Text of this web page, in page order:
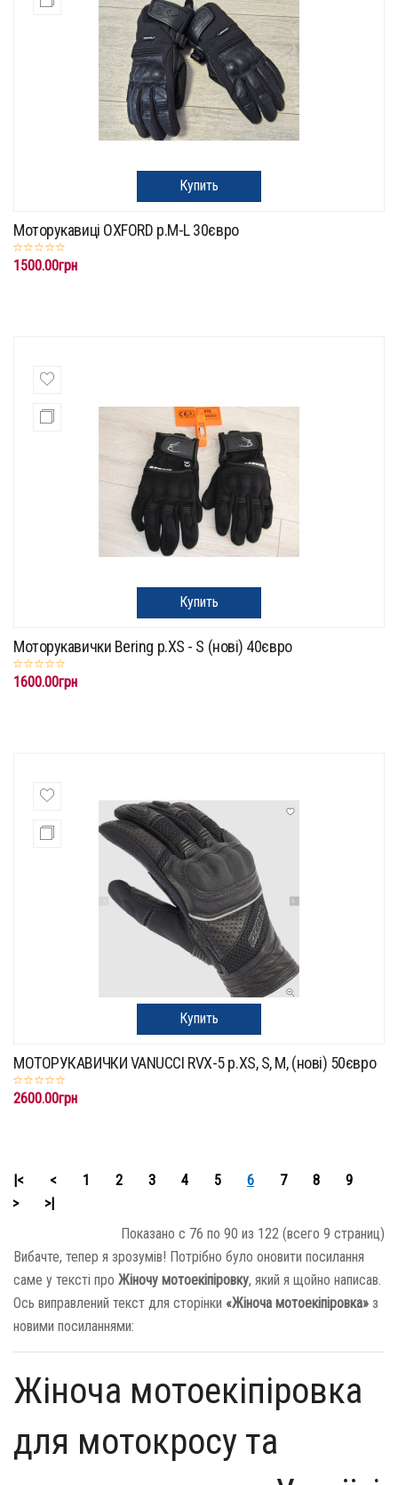
Купить
Моторукавиці OXFORD p.M-L 30євро
1500.00грн
Купить
Моторукавички Bering p.XS - S (нові) 40євро
1600.00грн
Купить
МОТОРУКАВИЧКИ VANUCCI RVX-5 p.XS, S, M, (нові) 50євро
2600.00грн
|< < 1 2 3 4 5 6 7 8
9
>
>|
Показано с 76 по 90 из 122 (всего 9 страниц)
Вибачте, тепер я зрозумів! Потрібно було оновити посилання
саме у тексті про Жіночу мотоекіпіровку, який я щойно написав.
Ось виправлений текст для сторінки «Жіноча мотоекіпіровка» з
новими посиланнями:
Жіноча мотоекіпіровка
для мотокросу та